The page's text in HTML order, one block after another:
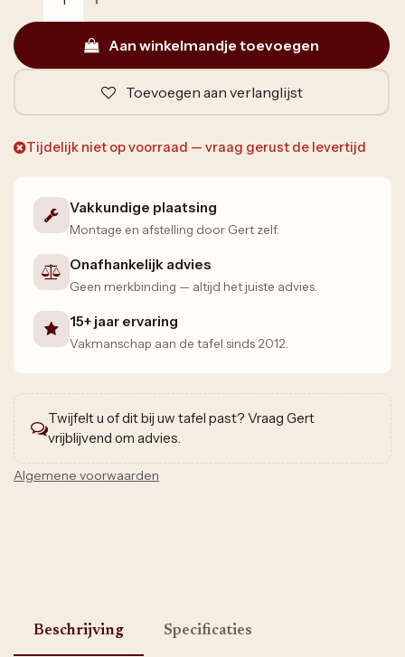
Aan winkelmandje toevoegen
Toevoegen aan verlanglijst
Tijdelijk niet op voorraad — vraag gerust de levertijd
Vakkundige plaatsing
Montage en afstelling door Gert zelf.
Onafhankelijk advies
Geen merkbinding — altijd het juiste advies.
15+ jaar ervaring
Vakmanschap aan de tafel sinds 2012.
Twijfelt u of dit bij uw tafel past? Vraag Gert
vrijblijvend om advies.
Algemene voorwaarden
Beschrijving Specificaties